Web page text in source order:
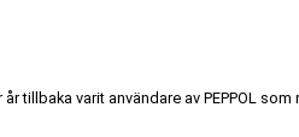
tillbaka varit användare av PEPPOL